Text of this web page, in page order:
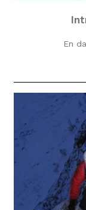
En